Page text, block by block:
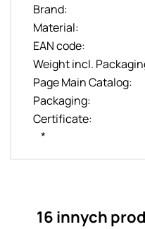
Brand:
Material:
EAN code:
Weight incl.
Page Main Catalog:
Packaging:
Certificate:
*
16 innych